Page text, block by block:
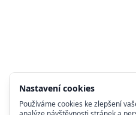
Nastavení cookies
Používáme cookies ke zlepšení